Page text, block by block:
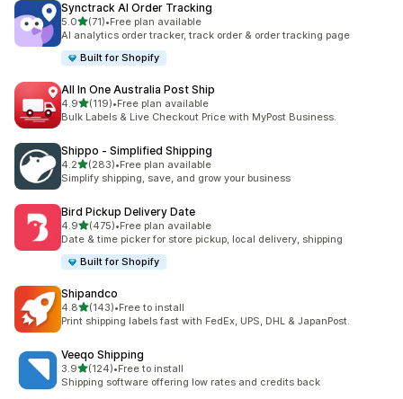
Synctrack AI Order Tracking
5.0เต็ม 5 ดาว
(71)
ทั้งหมด 71 รีวิว
•Free plan available
AI analytics order tracker, track order & order tracking page
Built for Shopify
All In One Australia Post Ship
4.9เต็ม 5 ดาว
(119)
ทั้งหมด 119 รีวิว
•Free plan available
Bulk Labels & Live Checkout Price with MyPost Business.
Shippo ‑ Simplified Shipping
4.2เต็ม 5 ดาว
(283)
ทั้งหมด 283 รีวิว
•Free plan available
Simplify shipping, save, and grow your business
Bird Pickup Delivery Date
4.9เต็ม 5 ดาว
(475)
ทั้งหมด 475 รีวิว
•Free plan available
Date & time picker for store pickup, local delivery, shipping
Built for Shopify
Shipandco
4.8เต็ม 5 ดาว
(143)
ทั้งหมด 143 รีวิว
•Free to install
Print shipping labels fast with FedEx, UPS, DHL & JapanPost.
Veeqo Shipping
3.9เต็ม 5 ดาว
(124)
ทั้งหมด 124 รีวิว
•Free to install
Shipping software offering low rates and credits back